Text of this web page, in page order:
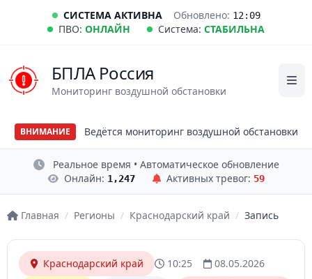
СИСТЕМА АКТИВНА Обновлено: 12:09
ПВО: ОНЛАЙН Система: СТАБИЛЬНА
БПЛА Россия
Мониторинг воздушной обстановки
ВНИМАНИЕ Ведётся мониторинг воздушной обстановки
Реальное время • Автоматическое обновление
Онлайн: 1,247 Активных тревог: 59
Главная / Регионы / Краснодарский край / Запись
Краснодарский край 10:25 08.05.2026